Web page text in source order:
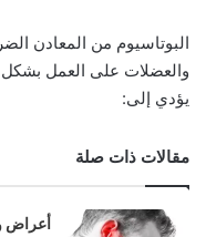
البوتاسيوم من المعادن
والعضلات على العمل
يؤدي إلى:
مقالات ذات صلة
أعراض